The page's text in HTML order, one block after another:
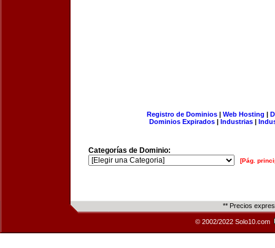
Registro de Dominios| Web Hosting |
Dominios Expirados | Industrias |
Categorías de Dominio:
[Pág.
** Precios
© 2002/2022 Solo10.com